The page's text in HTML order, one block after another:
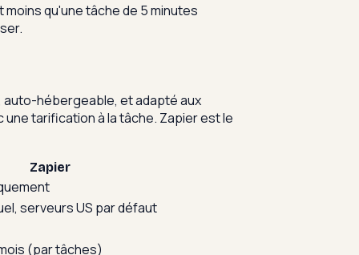
qu'une tâche de 5 minutes
hébergeable, et adapté aux
tarification à la tâche. Zapier est le
Zapier
serveurs US par défaut
(par tâches)